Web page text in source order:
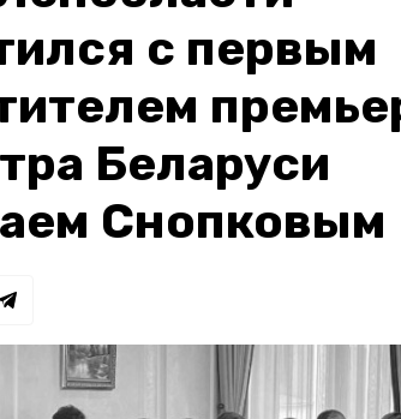
с первым
Беларуси
Снопковым